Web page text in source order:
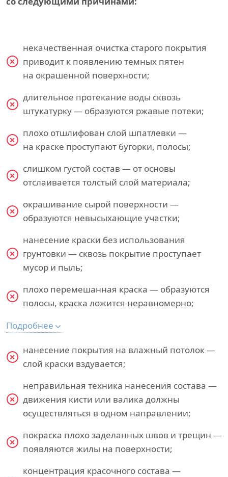
некачественная очистка старого покрытия
приводит к появлению темных пятен
на окрашенной поверхности;
длительное протекание воды сквозь
штукатурку — образуются ржавые потеки;
плохо отшлифован слой шпатлевки —
на краске проступают бугорки, полосы;
слишком густой состав — от основы
отслаивается толстый слой материала;
окрашивание сырой поверхности —
образуются невысыхающие участки;
нанесение краски без использования
грунтовки — сквозь покрытие проступает
мусор и пыль;
плохо перемешанная краска — образуются
полосы, краска ложится неравномерно;
Подробнее
нанесение покрытия на влажный потолок —
слой краски вздувается;
неправильная техника нанесения состава —
движения кисти или валика должны
осуществляться в одном направлении;
покраска плохо заделанных швов и трещин —
появляются жилы на поверхности;
концентрация красочного состава —